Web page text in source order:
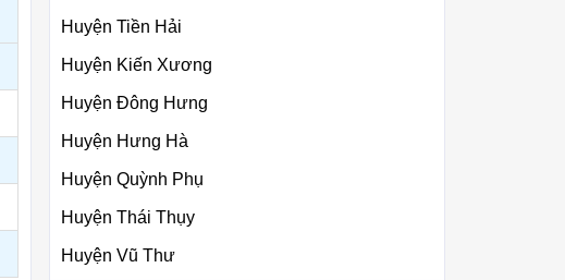
Huyện Tiền Hải
Huyện Kiến Xương
Huyện Đông Hưng
Huyện Hưng Hà
Huyện Quỳnh Phụ
Huyện Thái Thụy
Huyện Vũ Thư